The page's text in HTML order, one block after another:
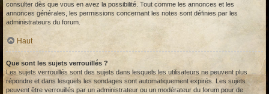
consulter dès que vous en avez la possibilité. Tout comme les annonces et les
annonces générales, les permissions concernant les notes sont définies par les
administrateurs du forum.
Haut
Que sont les sujets verrouillés ?
Les sujets verrouillés sont des sujets dans lesquels les utilisateurs ne peuvent plus
répondre et dans lesquels les sondages sont automatiquement expirés. Les sujets
peuvent être verrouillés par un administrateur ou un modérateur du forum pour de